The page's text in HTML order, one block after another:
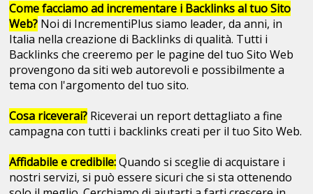
Come facciamo ad incrementare i Backlinks al tuo Sito
Web? Noi di IncrementiPlus siamo leader, da anni, in
Italia nella creazione di Backlinks di qualità. Tutti i
Backlinks che creeremo per le pagine del tuo Sito Web
provengono da siti web autorevoli e possibilmente a
tema con l'argomento del tuo sito.
Cosa riceverai? Riceverai un report dettagliato a fine
campagna con tutti i backlinks creati per il tuo Sito Web.
Affidabile e credibile:Quando si sceglie di acquistare i
nostri servizi, si può essere sicuri che si sta ottenendo